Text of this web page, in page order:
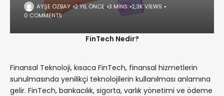
AYŞE ÖZBAY 2 YIL ÖNCE 3 MINS
2,3K VIEWS
0 COMMENTS
FinTech Nedir?
Finansal Teknoloji, kısaca FinTech, finansal hizmetlerin
sunulmasında yenilikçi teknolojilerin kullanılması anlamına
gelir. FinTech, bankacılık, sigorta, varlık yönetimi ve ödeme